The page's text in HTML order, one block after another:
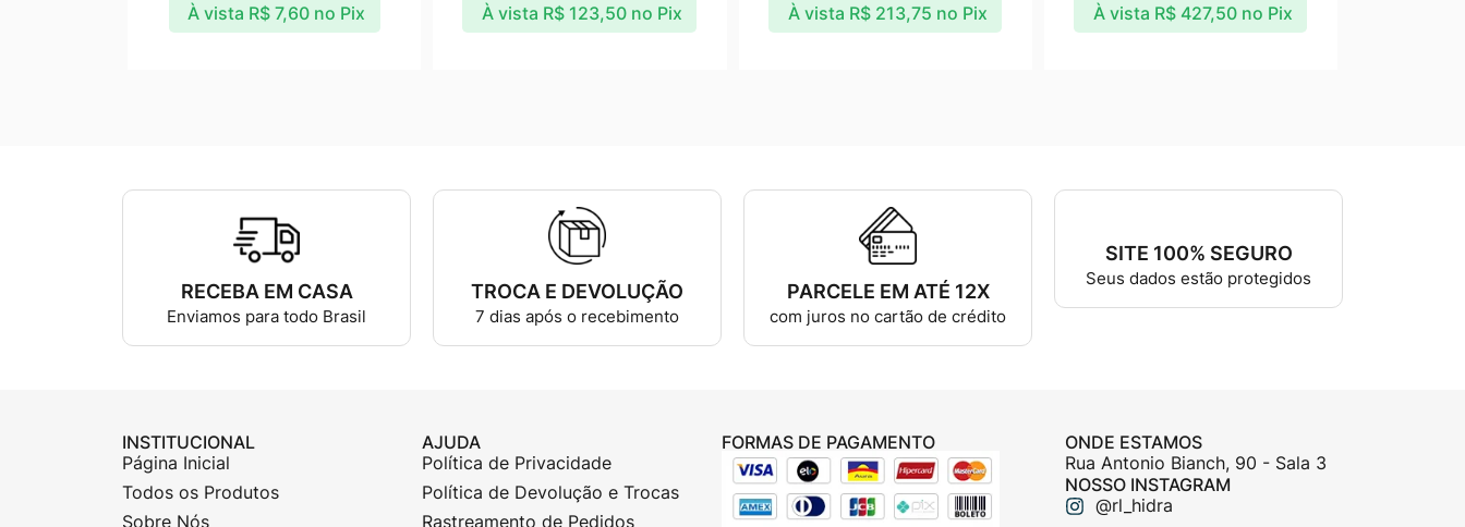
À vista R$ 7,60 no Pix À vista R$123,50 no Pix À vista R$213,75 no Pix À vista R$427,50 no Pix
RECEBA EM CASA
Enviamos para todo Brasil
TROCA E DEVOLUÇÃO
7 dias após o recebimento
PARCELE EM ATÉ 12X
com juros no cartão de crédito
SITE 100% SEGURO
Seus dados estão protegidos
INSTITUCIONAL
Página Inicial
Todos os Produtos
Sobre Nós
AJUDA
Política de Privacidade
Política de Devolução e Trocas
Rastreamento de Pedidos
FORMAS DE PAGAMENTO ONDE ESTAMOS
Rua Antonio Bianch, 90 - Sala 3
NOSSO INSTAGRAM
@rl_hidra